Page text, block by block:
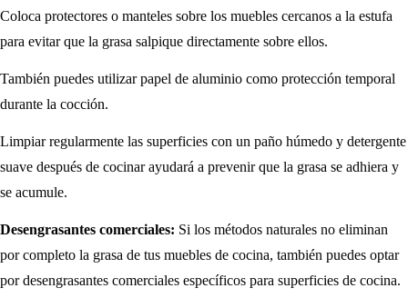
Coloca protectores o manteles sobre los muebles cercanos a la estufa
para evitar que la grasa salpique directamente sobre ellos.
También puedes utilizar papel de aluminio como protección temporal
durante la cocción.
Limpiar regularmente las superficies con un paño húmedo y detergente
suave después de cocinar ayudará a prevenir que la grasa se adhiera y
se acumule.
Desengrasantes comerciales: Si los métodos naturales no eliminan
por completo la grasa de tus muebles de cocina, también puedes optar
por desengrasantes comerciales específicos para superficies de cocina.